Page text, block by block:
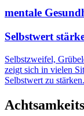
mentale
Selbstwert
Selbstzweifel,
zeigt sich in vielen
Selbstwert zu stärken.